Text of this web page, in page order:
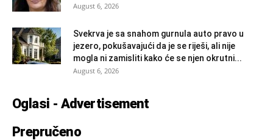
August 6, 2026
Svekrva je sa snahom gurnula auto pravo u
jezero, pokušavajući da je se riješi, ali nije
mogla ni zamisliti kako će se njen okrutni...
August 6, 2026
Oglasi - Advertisement
Prepručeno